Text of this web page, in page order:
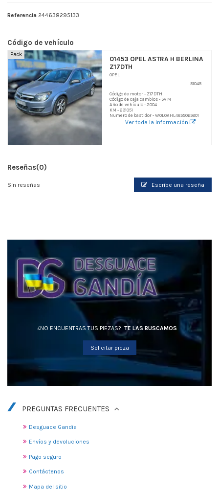
Referencia 244638295133
Código de vehículo
Pack
01453 OPEL ASTRA H BERLINA
Z17DTH
OPEL
51045
Código de motor - Z17DTH
Código de caja cambios - 5V M
Año de vehículo - 2004
KM - 231051
Numero de bastidor - W0L0AHL4855065801
Ver toda la información
Reseñas(0)
Sin reseñas Escribe una reseña
¿NO ENCUENTRAS TUS PIEZAS? TE LAS BUSCAMOS
Solicitar pieza
PREGUNTAS FRECUENTES
Desguace Gandia
Envíos y devoluciones
Pago seguro
Contáctenos
Mapa del sitio